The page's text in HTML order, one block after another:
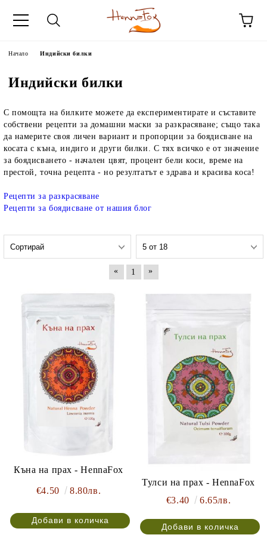
Начало Индийски билки
Индийски билки
С помощта на билките можете да експериментирате и съставите
собствени рецепти за домашни маски за разкрасяване; също така
да намерите своя личен вариант и пропорции за боядисване на
косата с къна, индиго и други билки. С тях всичко е от значение
за боядисването - начален цвят, процент бели коси, време на
престой, точна рецепта - но резултатът е здрава и красива коса!
Рецепти за разкрасяване
Рецепти за боядисване от нашия блог
« 1 »
Къна на прах - HennaFox
€4.50 8.80лв.
Тулси на прах - HennaFox
€3.40
6.65лв.